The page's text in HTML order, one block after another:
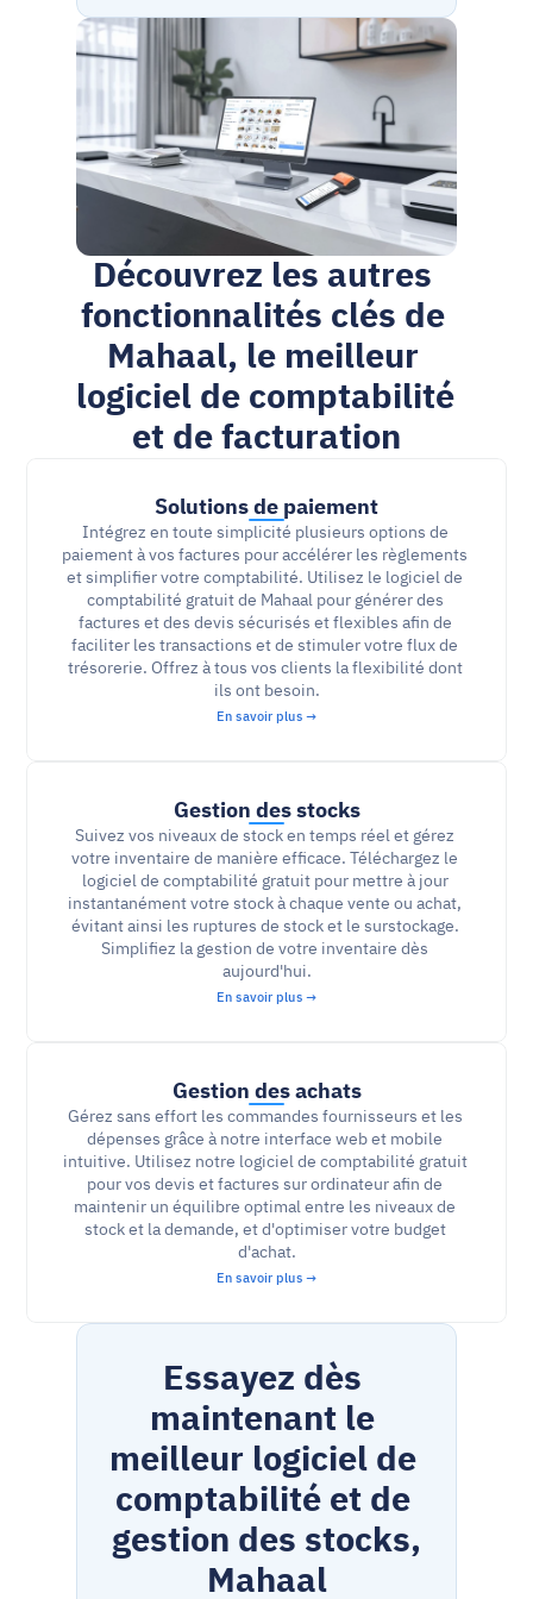
Découvrez les autres
fonctionnalités clés de
Mahaal, le meilleur
logiciel de comptabilité
et de facturation
Solutions de paiement
Intégrez en toute simplicité plusieurs options de
paiement à vos factures pour accélérer les règlements
et simplifier votre comptabilité. Utilisez le logiciel de
comptabilité gratuit de Mahaal pour générer des
factures et des devis sécurisés et flexibles afin de
faciliter les transactions et de stimuler votre flux de
trésorerie. Offrez à tous vos clients la flexibilité dont
ils ont besoin.
En savoir plus →
Gestion des stocks
Suivez vos niveaux de stock en temps réel et gérez
votre inventaire de manière efficace. Téléchargez le
logiciel de comptabilité gratuit pour mettre à jour
instantanément votre stock à chaque vente ou achat,
évitant ainsi les ruptures de stock et le surstockage.
Simplifiez la gestion de votre inventaire dès
aujourd'hui.
En savoir plus →
Gestion des achats
Gérez sans effort les commandes fournisseurs et les
dépenses grâce à notre interface web et mobile
intuitive. Utilisez notre logiciel de comptabilité gratuit
pour vos devis et factures sur ordinateur afin de
maintenir un équilibre optimal entre les niveaux de
stock et la demande, et d'optimiser votre budget
d'achat.
En savoir plus →
Essayez dès
maintenant le
meilleur logiciel de
comptabilité et de
gestion des stocks,
Mahaal